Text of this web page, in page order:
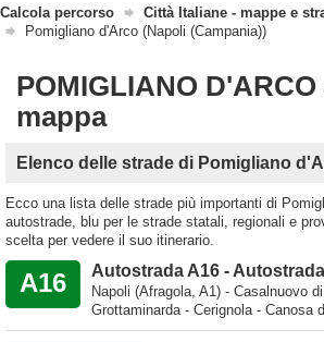
Calcola percorso
Città Italiane - mappe e
Pomigliano d'Arco (Napoli (Campania))
POMIGLIANO
mappa
Elenco delle strade di Pomigliano
Ecco una lista delle strade più importanti di
autostrade, blu per le strade statali, regionali e
scelta per vedere il suo itinerario.
A16 Autostrada A16 -
Napoli (Afragola, A1) - Casalnuovo
Grottaminarda - Cerignola - Canosa